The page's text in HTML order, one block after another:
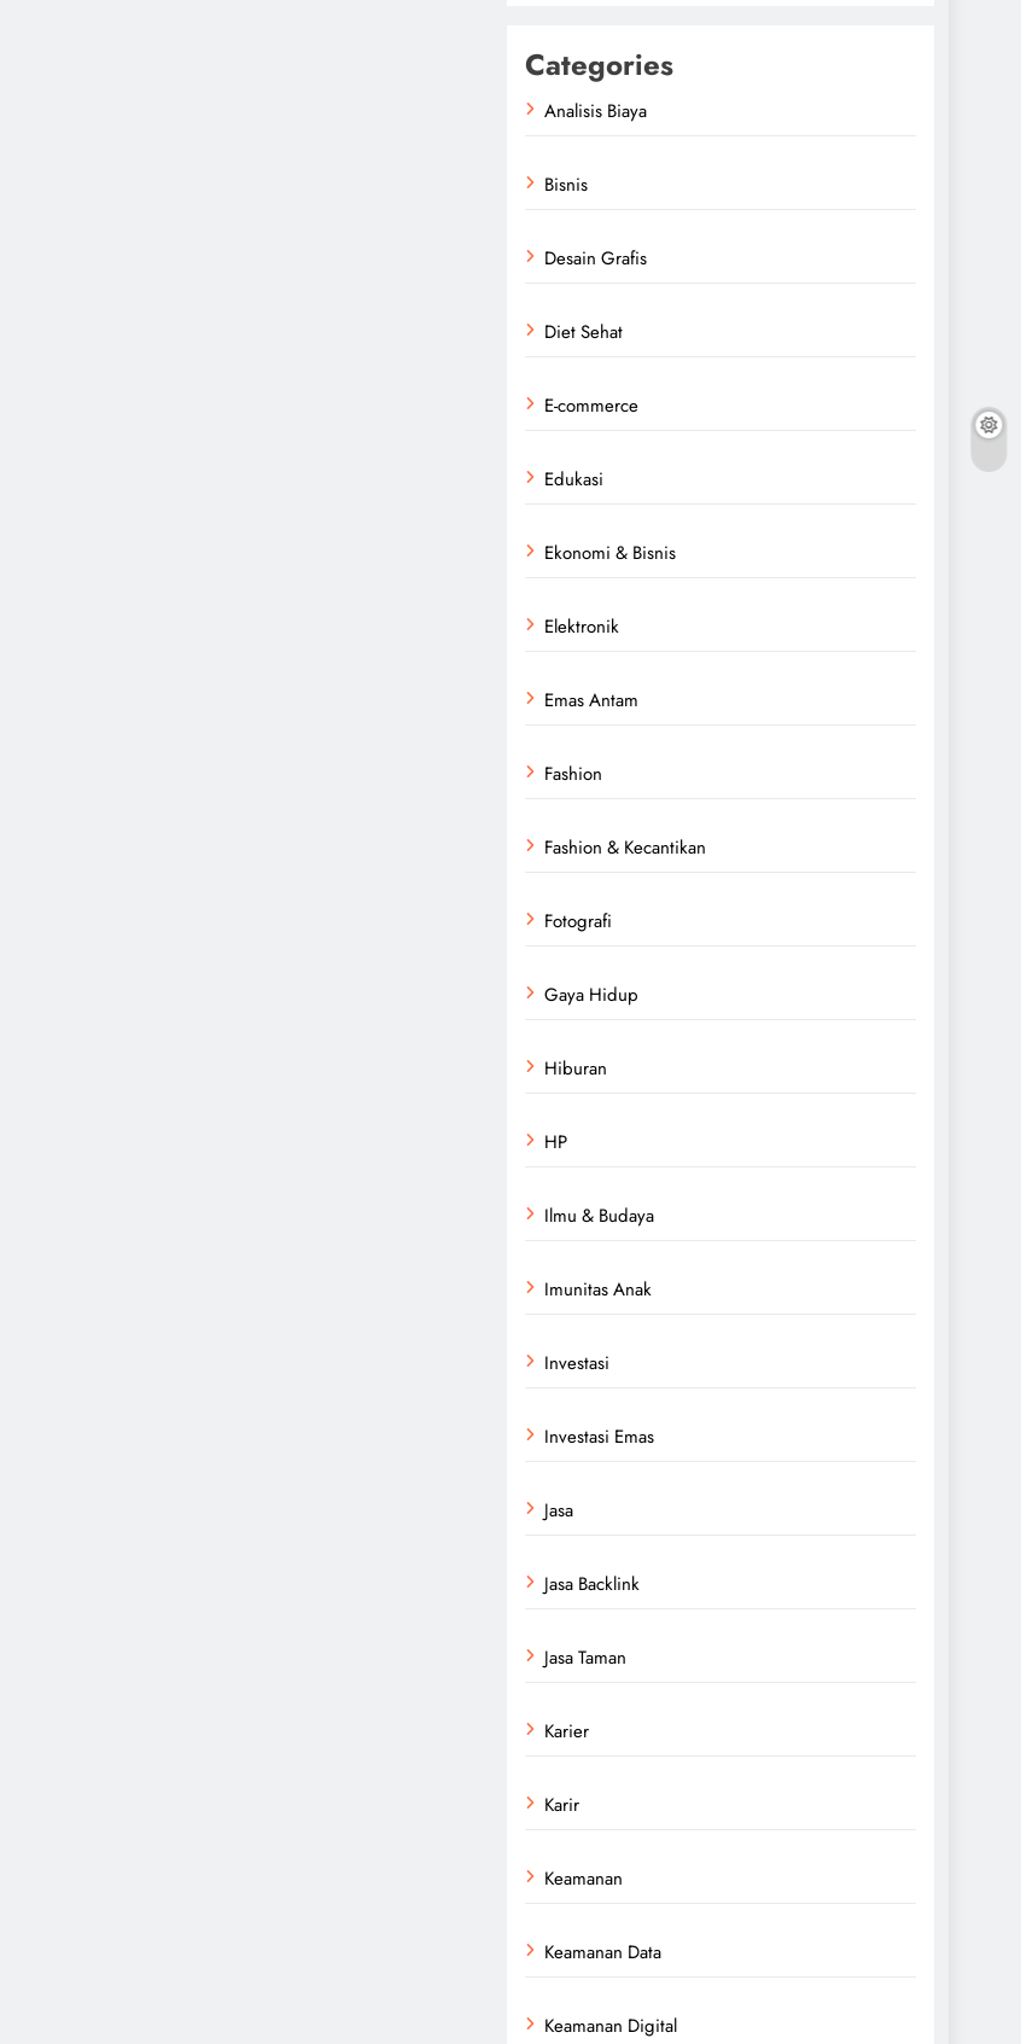
Categories
Analisis Biaya
Bisnis
Desain Grafis
Diet Sehat
E-commerce
Edukasi
Ekonomi & Bisnis
Elektronik
Emas Antam
Fashion
Fashion & Kecantikan
Fotografi
Gaya Hidup
Hiburan
HP
Ilmu & Budaya
Imunitas Anak
Investasi
Investasi Emas
Jasa
Jasa Backlink
Jasa Taman
Karier
Karir
Keamanan
Keamanan Data
Keamanan Digital